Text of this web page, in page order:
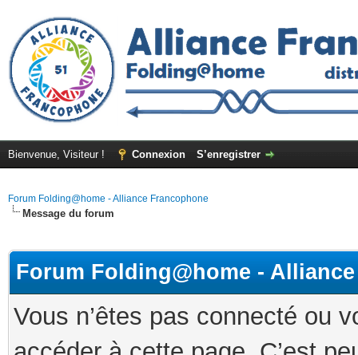
Bienvenue, Visiteur ! Connexion S’enregistrer
Forum Folding@home - Alliance Francophone
Message du forum
Forum Folding@home -
Vous n’êtes pas connecté ou